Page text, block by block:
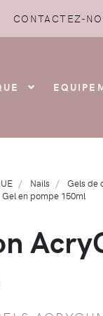
CONTACTEZ-
Nails Gels de
en pompe 150ml